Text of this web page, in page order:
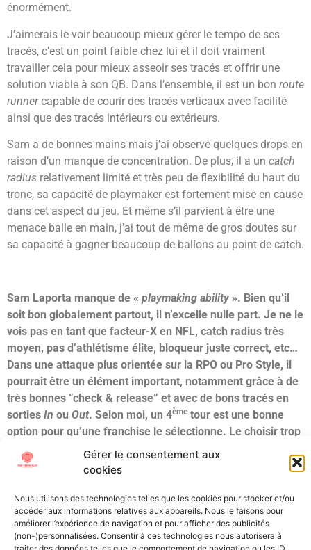
Gérer le consentement aux
cookies
Nous utilisons des technologies telles que les cookies pour stocker et/ou
accéder aux informations relatives aux appareils. Nous le faisons pour
améliorer l’expérience de navigation et pour afficher des publicités
(non-)personnalisées. Consentir à ces technologies nous autorisera à
énormément.
J’aimerais le voir beaucoup mieux gérer le tempo de ses
tracés, c’est un point faible chez lui et il doit vraiment
travailler cela pour mieux asseoir ses tracés et offrir une
solution viable à son QB. Dans l’ensemble, il est un bon route
runnercapable de courir des tracés verticaux avec facilité
ainsi que des tracés intérieurs ou extérieurs.
Sam a de bonnes mains mais j’ai observé quelques drops en
raison d’un manque de concentration. De plus, il a un catch
radius relativement limité et très peu de flexibilité du haut du
tronc, sa capacité de playmaker est fortement mise en cause
dans cet aspect du jeu. Et même s’il parvient à être une
menace balle en main, j’ai tout de même de gros doutes sur
sa capacité à gagner beaucoup de ballons au point de catch.
Sam Laporta manque de « playmaking ability». Bien qu’il
soit bon globalement partout, il n’excelle nulle part. Je ne le
vois pas en tant que facteur-X en NFL, catch radius très
moyen, pas d’athlétisme élite, bloqueur juste correct, etc…
Dans une attaque plus orientée sur la RPO ou Pro Style, il
pourrait être un élément important, notamment grâce à de
très bonnes “check & release” et avec de bons tracés en
sorties In ou Out. Selon moi, un 4ème tour est une bonne
option pour qu’une franchise le sélectionne. Le choisir trop
haut dans le mauvais système ferait de lui un Bust, c’est
pourquoi le système dans lequel il se trouvera sera
Étiqueté B1GBIG 10DraftIowaNFL Draft ScoutingTE Tight
End